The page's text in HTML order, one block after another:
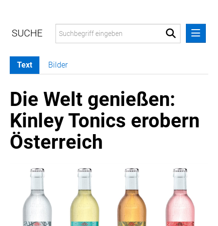
MELDUNGEN
COCA-COLA
Coca-Cola CUP
COCA-COLA HBC ÖSTERREICH
RÖMERQUELLE
SPORTS MEDIA AUSTRIA
Text Bilder
Die Welt genießen:
Kinley Tonics erobern
Österreich